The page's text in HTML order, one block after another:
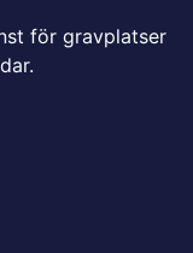
för gravplatser